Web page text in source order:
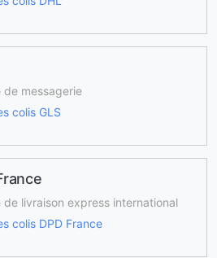
de messagerie
colis GLS
de livraison express international
colis DPD France